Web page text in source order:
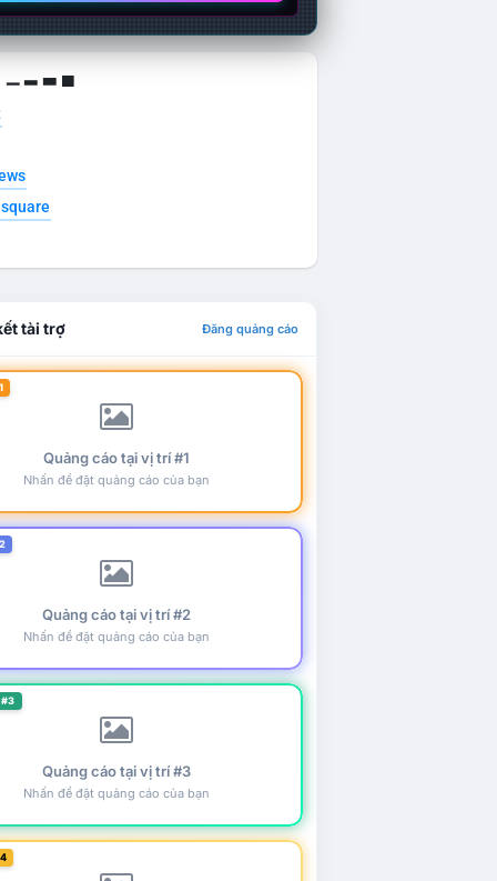
▁ ▂ ▃ ▄
tài trợ Đăng quảng cáo
Quảng cáo tại vị trí #1
Nhấn để đặt quảng cáo của bạn
Quảng cáo tại vị trí #2
Nhấn để đặt quảng cáo của bạn
Quảng cáo tại vị trí #3
Nhấn để đặt quảng cáo của bạn